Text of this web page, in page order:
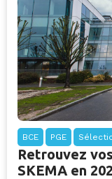
BCE PGE
Retrouvez
SKEMA en